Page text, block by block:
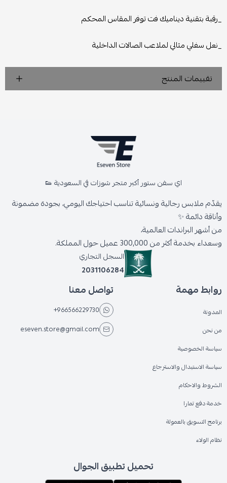
_رقبة بتقنية ديناميك فت توفر المقاس المحكم
_نعل سفلي مثالي لملاعب الصالات الداخلية
تقييمات المنتج
اي سفن ستور أكبر متجر شوزات في السعودية 👟
يقدّم ملابس رجالية ونسائية تناسب احتياجك اليومي، بجودة مضمونة
وأناقة دائمة ✨
من أشهر البراندات العالمية،
وسعداء بخدمة أكثر من 300,000 عميل حول المملكة.
السجل التجاري
2031106284
روابط مهمة
المدونة
من نحن
سياسة الخصوصية
سياسة الاستبدال والاسترجاع
الشروط والاحكام
خدمة دفع تمارا
برنامج التسويق بالعمولة
نظام الولاء
تواصل معنا
+966566229730
eseven.store@gmail.com
تحميل تطبيق الجوال